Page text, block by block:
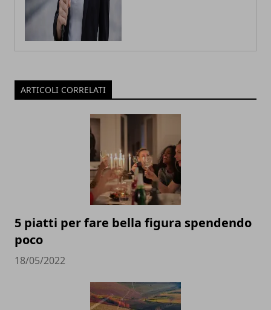
ARTICOLI CORRELATI
5 piatti per fare bella figura spendendo
poco
18/05/2022